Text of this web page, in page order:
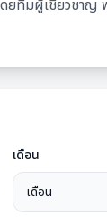
ทีมผู้เชี่ยวชาญ
เดือน